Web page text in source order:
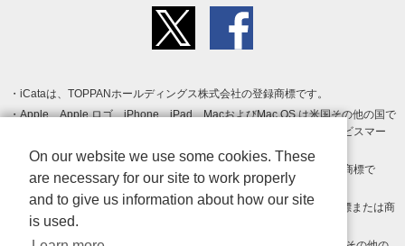
iCataは、TOPPANホールディングス株式会社の登録商標です。
Apple、Apple ロゴ、iPhone、iPad、MacおよびMac OS は米国その他の国で
登録された Apple Inc. の商標です。App Store は Apple Inc. のサービスマー
クです。
Android、Google Play および Google Play ロゴ は Google LLC の商標で
す。
Windows は Microsoft Inc.の米国およびその他の国における登録商標または商
標です。
On our website we use some cookies. These
are necessary for our site to work properly
and to give us information about how our site
is used.